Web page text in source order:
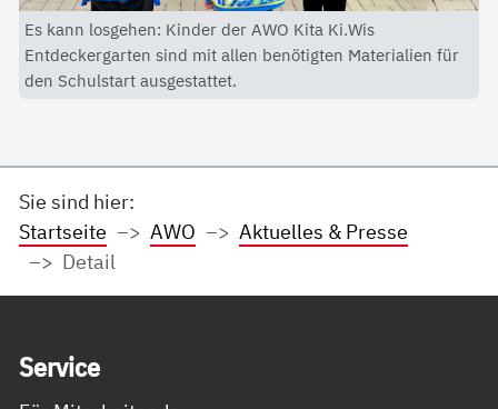
Es kann losgehen: Kinder der AWO Kita Ki.Wis
Entdeckergarten sind mit allen benötigten Materialien für
den Schulstart ausgestattet.
Sie sind hier:
Startseite
AWO
Aktuelles & Presse
Detail
Ser­vice